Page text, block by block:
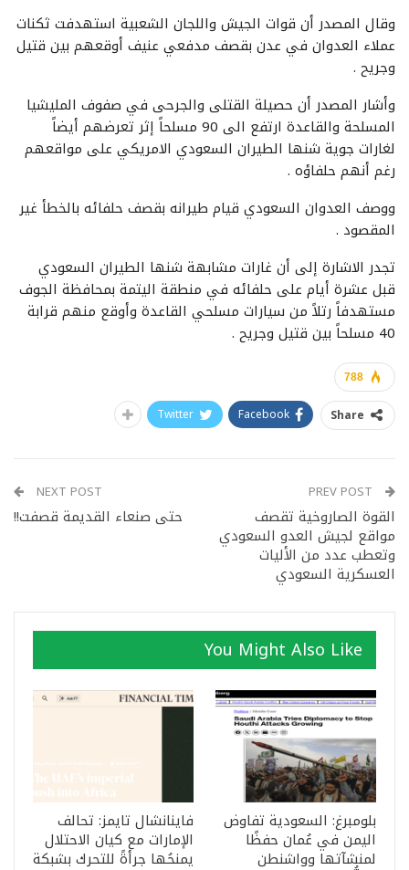
وقال المصدر أن قوات الجيش واللجان الشعبية استهدفت ثكنات
عملاء العدوان في عدن بقصف مدفعي عنيف أوقعهم بين قتيل
وجريح .
وأشار المصدر أن حصيلة القتلى والجرحى في صفوف المليشيا
المسلحة والقاعدة ارتفع الى 90 مسلحاً إثر تعرضهم أيضاً
لغارات جوية شنها الطيران السعودي الامريكي على مواقعهم
رغم أنهم حلفاؤه .
ووصف العدوان السعودي قيام طيرانه بقصف حلفائه بالخطأ غير
المقصود .
تجدر الاشارة إلى أن غارات مشابهة شنها الطيران السعودي
قبل عشرة أيام على حلفائه في منطقة اليتمة بمحافظة الجوف
مستهدفاً رتلاً من سيارات مسلحي القاعدة وأوقع منهم قرابة
40 مسلحاً بين قتيل وجريح .
788
Share
Facebook
Twitter
القوة الصاروخية تقصف
مواقع لجيش العدو السعودي
وتعطب عدد من الأليات
العسكرية السعودي
NEXT POST
حتى صنعاء القديمة قصفت!!
You Might Also Like
بلومبرغ: السعودية تفاوض
اليمن في عُمان حفظًا
لمنشآتها وواشنطن
فاينانشال تايمز: تحالف
الإمارات مع كيان الاحتلال
يمنحُها جرأةً للتحرك بشبكة